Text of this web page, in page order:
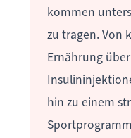
kommen
zu tragen. Von
Ernährung
hin zu einem